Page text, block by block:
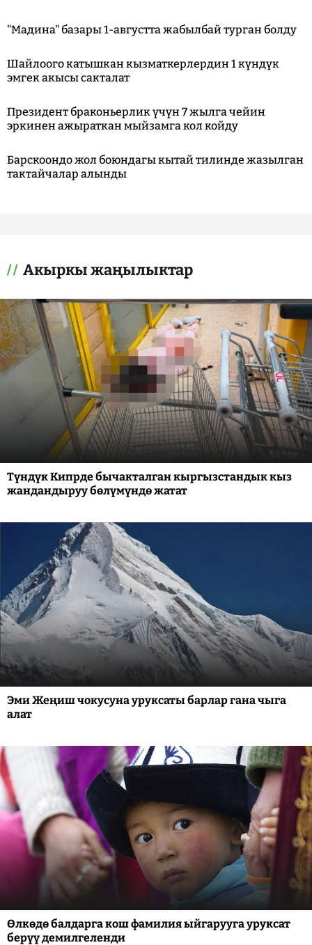
"Мадина" базары 1-августта жабылбай турган болду
Шайлоого катышкан кызматкерлердин 1 күндүк
эмгек акысы сакталат
Президент браконьерлик үчүн 7 жылга чейин
эркинен ажыраткан мыйзамга кол койду
Барскоондо жол боюндагы кытай тилинде жазылган
тактайчалар алынды
Акыркы жаңылыктар
Түндүк Кипрде бычакталган кыргызстандык кыз
жандандыруу бөлүмүндө жатат
Эми Жеңиш чокусуна уруксаты барлар гана чыга
алат
Өлкөдө балдарга кош фамилия ыйгарууга уруксат
берүү демилгеленди